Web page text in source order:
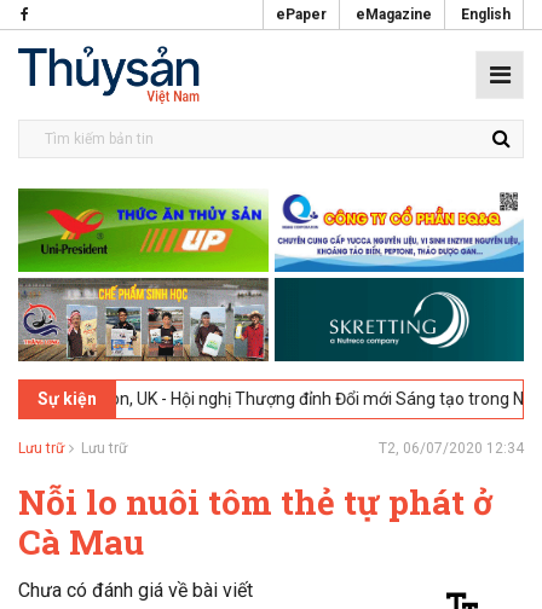
ePaper eMagazine English
Sự kiện
London, UK - Hội nghị Thượng đỉnh Đổi mới Sáng tạo trong Ngành
Lưu trữ Lưu trữ T2, 06/07/2020 12:34
Nỗi lo nuôi tôm thẻ tự phát ở
Cà Mau
Chưa có đánh giá về bài viết